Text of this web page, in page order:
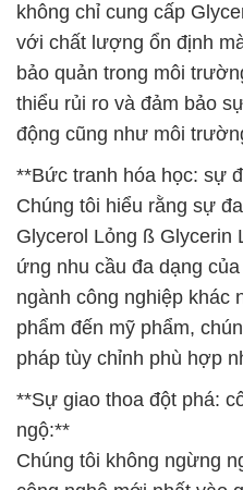
không chỉ cung cấp
với chất lượng ổn định
bảo quản trong môi
thiểu rủi ro và đảm bảo
động cũng như môi
**Bức tranh hóa học: sự
Chúng tôi hiểu rằng sự
Glycerol Lỏng ß Glycerin
ứng nhu cầu đa dạng
ngành công nghiệp
phẩm đến mỹ phẩm,
pháp tùy chỉnh phù hợp
**Sự giao thoa đột phá:
ngộ:**
Chúng tôi không ngừng